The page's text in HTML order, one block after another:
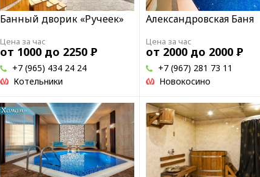
Банный дворик «Ручеек»
Цена за час
от 1000 до 2250 Р
Котельники
+7 (965) 434 24 24
Александровская Баня
Цена за час
от 2000 до 2000 Р
Новокосино
+7 (967) 281 73 11